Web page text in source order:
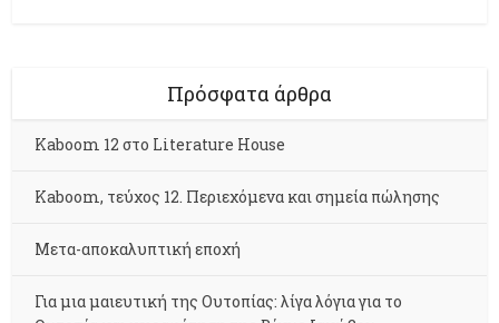
Πρόσφατα άρθρα
Kaboom 12 στο Literature House
Kaboom, τεύχος 12. Περιεχόμενα και σημεία πώλησης
Μετα-αποκαλυπτική εποχή
Για μια μαιευτική της Ουτοπίας: λίγα λόγια για το